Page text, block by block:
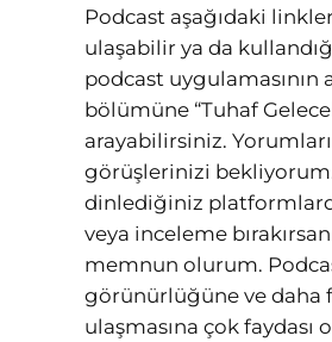
Podcast aşağıdaki
ulaşabilir ya da
podcast uygulamasının
bölümüne “Tuhaf
arayabilirsiniz.
görüşlerinizi bekliyorum.
dinlediğiniz
veya inceleme
memnun olurum.
görünürlüğüne ve daha
ulaşmasına çok faydası